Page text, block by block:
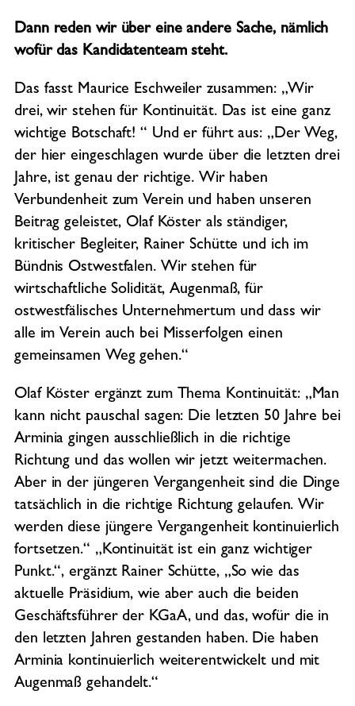
Dann reden wir über eine andere Sache, nämlich
wofür das Kandidatenteam steht.
Das fasst Maurice Eschweiler zusammen: „Wir
drei, wir stehen für Kontinuität. Das ist eine ganz
wichtige Botschaft! “ Und er führt aus: „Der Weg,
der hier eingeschlagen wurde über die letzten drei
Jahre, ist genau der richtige. Wir haben
Verbundenheit zum Verein und haben unseren
Beitrag geleistet, Olaf Köster als ständiger,
kritischer Begleiter, Rainer Schütte und ich im
Bündnis Ostwestfalen. Wir stehen für
wirtschaftliche Solidität, Augenmaß, für
ostwestfälisches Unternehmertum und dass wir
alle im Verein auch bei Misserfolgen einen
gemeinsamen Weg gehen.“
Olaf Köster ergänzt zum Thema Kontinuität: „Man
kann nicht pauschal sagen: Die letzten 50 Jahre bei
Arminia gingen ausschließlich in die richtige
Richtung und das wollen wir jetzt weitermachen.
Aber in der jüngeren Vergangenheit sind die Dinge
tatsächlich in die richtige Richtung gelaufen. Wir
werden diese jüngere Vergangenheit kontinuierlich
fortsetzen.“ „Kontinuität ist ein ganz wichtiger
Punkt.“, ergänzt Rainer Schütte, „So wie das
aktuelle Präsidium, wie aber auch die beiden
Geschäftsführer der KGaA, und das, wofür die in
den letzten Jahren gestanden haben. Die haben
Arminia kontinuierlich weiterentwickelt und mit
Augenmaß gehandelt.“